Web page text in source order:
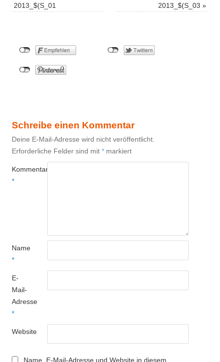
2013_$(S_01
2013_$(S_03 »
Schreibe einen Kommentar
Deine E-Mail-Adresse wird nicht veröffentlicht.
Erforderliche Felder sind mit * markiert
Kommentar
*
Name
*
E-
Mail-
Adresse
*
Website
Name, E-Mail-Adresse und Website in diesem